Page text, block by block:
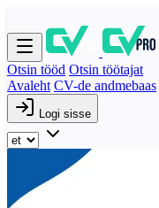
Otsin tööd Otsin töötajat
Avaleht CV-de andmebaas
Logi sisse